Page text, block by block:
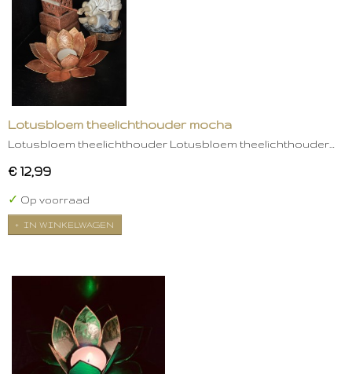
Lotusbloem theelichthouder mocha
Lotusbloem theelichthouder Lotusbloem theelichthouder…
€ 12,99
✓ Op voorraad
IN WINKELWAGEN